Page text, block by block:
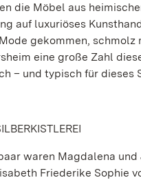
die Möbel aus
auf luxuriöses
gekommen,
eine große Zahl
– und typisch für dieses
waren Magdalena
Friederike Sophie